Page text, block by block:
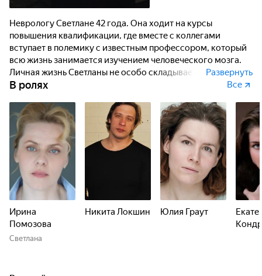
Неврологу Светлане 42 года. Она ходит на курсы
повышения квалификации, где вместе с коллегами
вступает в полемику с известным профессором, который
всю жизнь занимается изучением человеческого мозга.
Личная жизнь Светланы не особо складывается.
Она замужем, но детей нет. Эмоциональная и бытовая
Развернуть
В ролях Все
Ирина
Помозова
Светлана
Никита Локшин Юлия Граут